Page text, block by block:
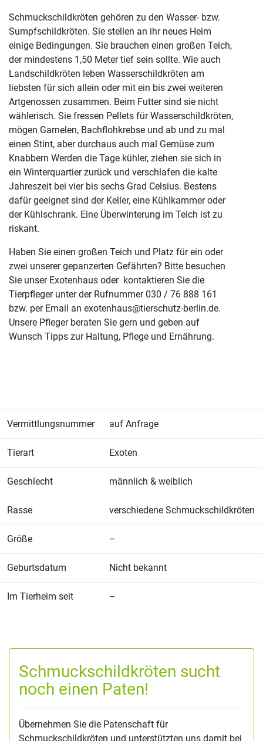
Schmuckschildkröten gehören zu den Wasser- bzw.
Sumpfschildkröten. Sie stellen an ihr neues Heim
einige Bedingungen. Sie brauchen einen großen Teich,
der mindestens 1,50 Meter tief sein sollte. Wie auch
Landschildkröten leben Wasserschildkröten am
liebsten für sich allein oder mit ein bis zwei weiteren
Artgenossen zusammen. Beim Futter sind sie nicht
wählerisch. Sie fressen Pellets für Wasserschildkröten,
mögen Garnelen, Bachflohkrebse und ab und zu mal
einen Stint, aber durchaus auch mal Gemüse zum
Knabbern Werden die Tage kühler, ziehen sie sich in
ein Winterquartier zurück und verschlafen die kalte
Jahreszeit bei vier bis sechs Grad Celsius. Bestens
dafür geeignet sind der Keller, eine Kühlkammer oder
der Kühlschrank. Eine Überwinterung im Teich ist zu
riskant.
Haben Sie einen großen Teich und Platz für ein oder
zwei unserer gepanzerten Gefährten? Bitte besuchen
Sie unser Exotenhaus oder kontaktieren Sie die
Tierpfleger unter der Rufnummer 030 / 76 888 161
bzw. per Email an exotenhaus@tierschutz-berlin.de.
Unsere Pfleger beraten Sie gern und geben auf
Wunsch Tipps zur Haltung, Pflege und Ernährung.
Vermittlungsnummer auf Anfrage
Tierart Exoten
Geschlecht männlich & weiblich
Rasse verschiedene Schmuckschildkröten
Größe –
Geburtsdatum Nicht bekannt
Im Tierheim seit –
Schmuckschildkröten sucht
noch einen Paten!
Übernehmen Sie die Patenschaft für
Schmuckschildkröten und unterstützten uns damit bei